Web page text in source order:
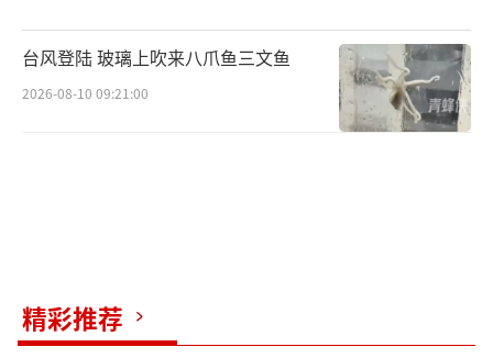
台风登陆 玻璃上吹来八爪鱼三文鱼
2026-08-10 09:21:00
精彩推荐